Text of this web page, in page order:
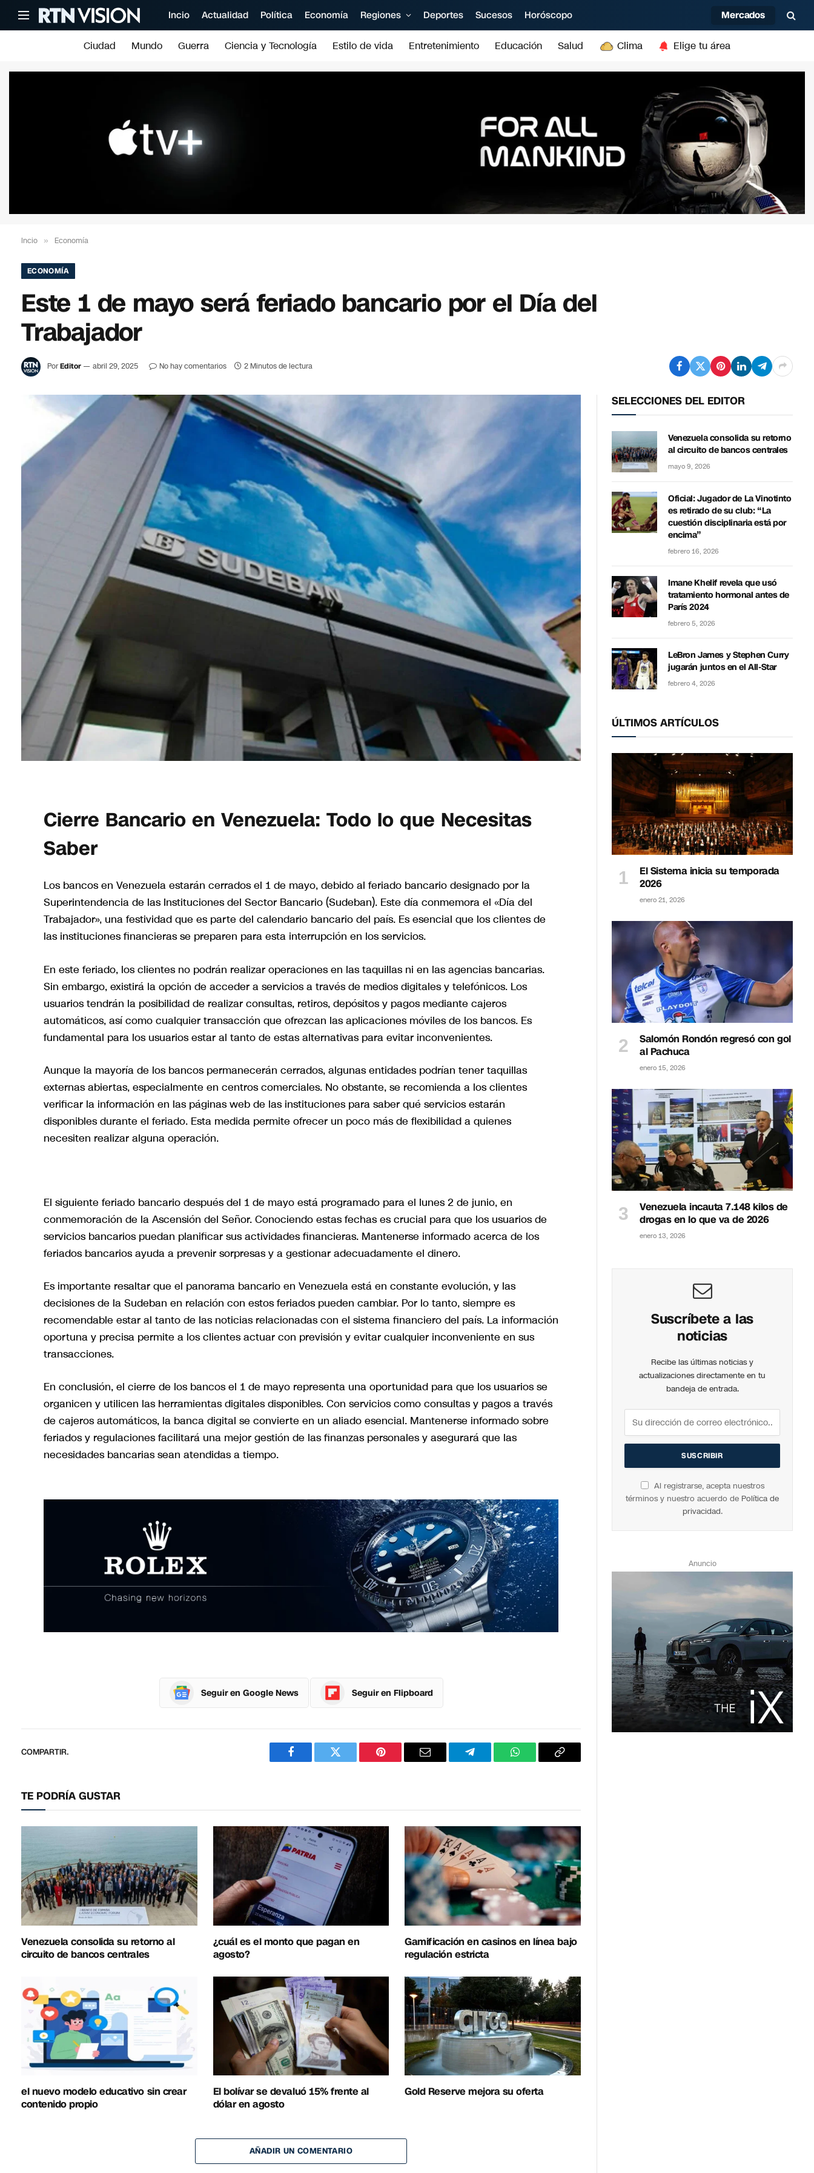
Incio Actualidad Política Economía Regiones Deportes Sucesos Horóscopo Mercados
Ciudad Mundo Guerra Ciencia y Tecnología Estilo de vida Entretenimiento Educación Salud Clima Elige tu área
Incio » Economía
ECONOMÍA
Este 1 de mayo será feriado bancario por el Día del
Trabajador
PorEditor abril 29, 2025 No hay comentarios 2 Minutos de lectura
Cierre Bancario en Venezuela: Todo lo que Necesitas
Saber
Los bancos en Venezuela estarán cerrados el 1 de mayo, debido al feriado bancario designado por la
Superintendencia de las Instituciones del Sector Bancario (Sudeban). Este día conmemora el «Día del
Trabajador», una festividad que es parte del calendario bancario del país. Es esencial que los clientes de
las instituciones financieras se preparen para esta interrupción en los servicios.
En este feriado, los clientes no podrán realizar operaciones en las taquillas ni en las agencias bancarias.
Sin embargo, existirá la opción de acceder a servicios a través de medios digitales y telefónicos. Los
usuarios tendrán la posibilidad de realizar consultas, retiros, depósitos y pagos mediante cajeros
automáticos, así como cualquier transacción que ofrezcan las aplicaciones móviles de los bancos. Es
fundamental para los usuarios estar al tanto de estas alternativas para evitar inconvenientes.
Aunque la mayoría de los bancos permanecerán cerrados, algunas entidades podrían tener taquillas
externas abiertas, especialmente en centros comerciales. No obstante, se recomienda a los clientes
verificar la información en las páginas web de las instituciones para saber qué servicios estarán
disponibles durante el feriado. Esta medida permite ofrecer un poco más de flexibilidad a quienes
necesiten realizar alguna operación.
El siguiente feriado bancario después del 1 de mayo está programado para el lunes 2 de junio, en
conmemoración de la Ascensión del Señor. Conociendo estas fechas es crucial para que los usuarios de
servicios bancarios puedan planificar sus actividades financieras. Mantenerse informado acerca de los
feriados bancarios ayuda a prevenir sorpresas y a gestionar adecuadamente el dinero.
Es importante resaltar que el panorama bancario en Venezuela está en constante evolución, y las
decisiones de la Sudeban en relación con estos feriados pueden cambiar. Por lo tanto, siempre es
recomendable estar al tanto de las noticias relacionadas con el sistema financiero del país. La información
oportuna y precisa permite a los clientes actuar con previsión y evitar cualquier inconveniente en sus
transacciones.
En conclusión, el cierre de los bancos el 1 de mayo representa una oportunidad para que los usuarios se
organicen y utilicen las herramientas digitales disponibles. Con servicios como consultas y pagos a través
de cajeros automáticos, la banca digital se convierte en un aliado esencial. Mantenerse informado sobre
feriados y regulaciones facilitará una mejor gestión de las finanzas personales y asegurará que las
necesidades bancarias sean atendidas a tiempo.
Seguir en Google News Seguir en Flipboard
COMPARTIR.
FacebookTwitter PinterestCorreo
TelegramWhatsAppCopiar
TE PODRÍA GUSTAR
Venezuela consolida su retorno al
circuito de bancos centrales
¿cuál es el monto que pagan en
agosto?
Gamificación en casinos en línea bajo
regulación estricta
el nuevo modelo educativo sin crear
contenido propio
El bolívar se devaluó 15% frente al
dólar en agosto
Gold Reserve mejora su oferta
AÑADIR UN COMENTARIO
SELECCIONES DEL EDITOR
Venezuela consolida su retorno
al circuito de bancos centrales
mayo 9, 2026
Oficial: Jugador de La Vinotinto
es retirado de su club: “La
cuestión disciplinaria está por
encima”
febrero 16, 2026
Imane Khelif revela que usó
tratamiento hormonal antes de
París 2024
febrero 5, 2026
LeBron James y Stephen Curry
jugarán juntos en el All-Star
febrero 4, 2026
ÚLTIMOS ARTÍCULOS
El Sistema inicia su temporada
2026
enero 21, 2026
Salomón Rondón regresó con gol
al Pachuca
enero 15, 2026
Venezuela incauta 7.148 kilos de
drogas en lo que va de 2026
enero 13, 2026
Suscríbete a las
noticias
Recibe las últimas noticias y
actualizaciones directamente en tu
bandeja de entrada.
Al registrarse, acepta nuestros
términos y nuestro acuerdo de Política de
privacidad.
Anuncio